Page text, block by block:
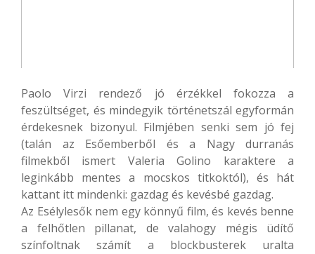
Paolo Virzi rendező jó érzékkel fokozza a
feszültséget, és mindegyik történetszál egyformán
érdekesnek bizonyul. Filmjében senki sem jó fej
(talán az Esőemberből és a Nagy durranás
filmekből ismert Valeria Golino karaktere a
leginkább mentes a mocskos titkoktól), és hát
kattant itt mindenki: gazdag és kevésbé gazdag.
Az Esélylesők nem egy könnyű film, és kevés benne
a felhőtlen pillanat, de valahogy mégis üdítő
színfoltnak számít a blockbusterek uralta